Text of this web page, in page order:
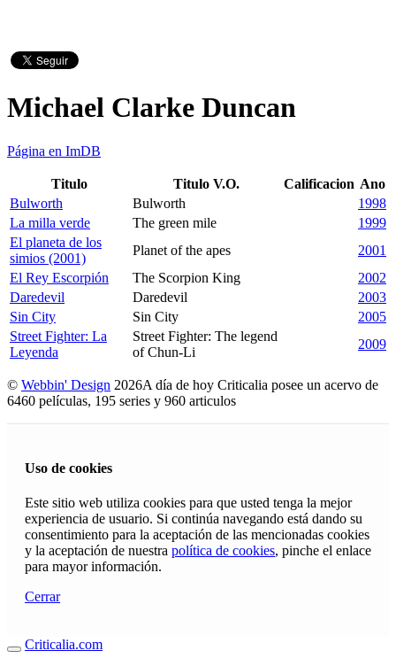
Michael Clarke Duncan
Página en ImDB
Titulo Titulo V.O. Calificacion Ano
Bulworth
Bulworth
1998
La milla verde
The green mile
1999
El planeta de los
simios (2001)
Planet of the apes
2001
El Rey Escorpión
The Scorpion King
2002
Daredevil
Daredevil
2003
Sin City
Sin City
2005
Street Fighter: La
Leyenda
Street Fighter: The legend
of Chun-Li
2009
© Webbin' Design 2026A día de hoy Criticalia posee un acervo de
6460 películas, 195 series y 960 articulos
Uso de cookies
Este sitio web utiliza cookies para que usted tenga la mejor
experiencia de usuario. Si continúa navegando está dando su
consentimiento para la aceptación de las mencionadas cookies
y la aceptación de nuestra política de cookies, pinche el enlace
para mayor información.
Cerrar
Criticalia.com